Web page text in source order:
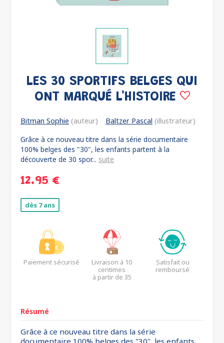
LES 30 SPORTIFS BELGES QUI
ONT MARQUÉ L'HISTOIRE
Bitman Sophie (auteur) Baltzer Pascal (illustrateur)
Grâce à ce nouveau titre dans la série documentaire
100% belges des "30", les enfants partent à la
découverte de 30 spor... suite
12.95 €
dès 7 ans
Paiement sécurisé
Livraison à 10
centimes
à partir de 35
Satisfait ou
remboursé
Résumé
Grâce à ce nouveau titre dans la série
documentaire 100% belges des "30", les enfants